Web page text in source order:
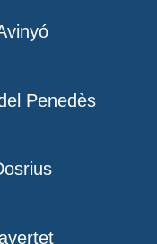
Penedès